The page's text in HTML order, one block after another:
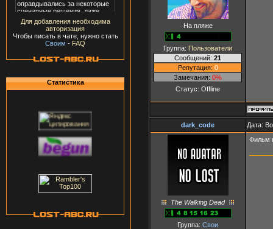
Для добавления необходима
авторизация
Чтобы писать в чате, нужно стать
Своим - FAQ
Статистика
На пляже
Группа: Пользователи
Сообщений: 21
Репутация: 0
Замечания: 0%
Статус: Offline
dark_code Дата:
The Walking Dead
Группа: Свои
Фильм